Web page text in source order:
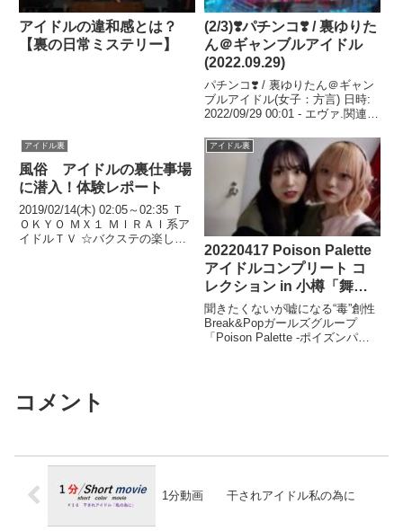
アイドルの違和感とは？
【裏の日常ミステリー】
(2/3)❣️パチンコ❣️ / 裏ゆりた
ん＠ギャンブルアイドル
(2022.09.29)
パチンコ❣️ / 裏ゆりたん＠ギャン
ブルアイドル(女子：方言) 日時:
2022/09/29 00:01 - エヴァ.関連ツ
アイドル裏
風俗 アイドルの裏仕事場
に潜入！体験レポート
2019/02/14(木) 02:05～02:35 Ｔ
ＯＫＹＯ ＭＸ１ ＭＩＲＡＩ系ア
イドルＴＶ ☆バクステの楽しみ
アイドル裏
20220417 Poison Palette
アイドルコンプリート コ
レクション in 小樽「舞台
裏」
聞きたくないが嘘になる“毒”創性
Break&Popガールズグループ
「Poison Palette -ポイズンパレ
コメント
1分動画 干されアイドル私の為に